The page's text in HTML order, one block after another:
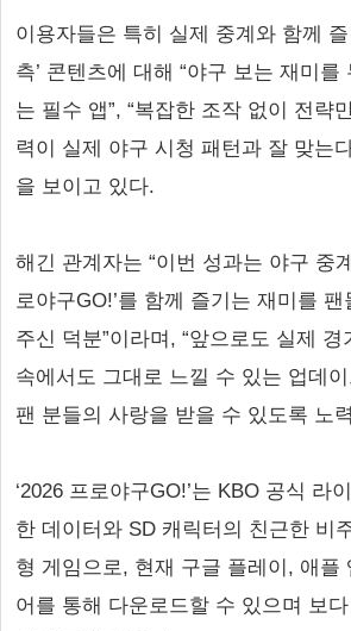
이용자들은 특히 실제 중계와 함께 즐
측’ 콘텐츠에 대해 “야구 보는 재미를
는 필수 앱”, “복잡한 조작 없이 전략
력이 실제 야구 시청 패턴과 잘 맞는
을 보이고 있다.
해긴 관계자는 “이번 성과는 야구 중
로야구GO!’를 함께 즐기는 재미를
주신 덕분”이라며, “앞으로도 실제
속에서도 그대로 느낄 수 있는 업데
팬 분들의 사랑을 받을 수 있도록 노
‘2026 프로야구GO!’는 KBO 공식 라
한 데이터와 SD 캐릭터의 친근한 비
형 게임으로, 현재 구글 플레이, 애플
어를 통해 다운로드할 수 있으며 보